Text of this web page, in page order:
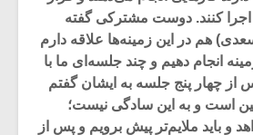
اجرا کنند. دوست مشترکی گفته‌
هم در این زمینه‌ها علاقه دارم
انجام دهیم و چند جلسه‌ای ما با
از چهار پنج جلسه به ایشان گفتم
است و به این سادگی نیست؛
و باید ملایم‌تر پیش برویم و پس از